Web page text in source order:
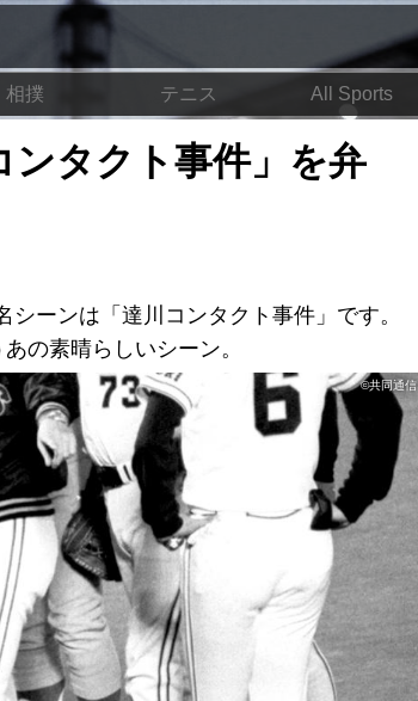
相撲 テニス All Sports
ンタクト事件」を弁
ーンは「達川コンタクト事件」です。
の素晴らしいシーン。
©共同通信